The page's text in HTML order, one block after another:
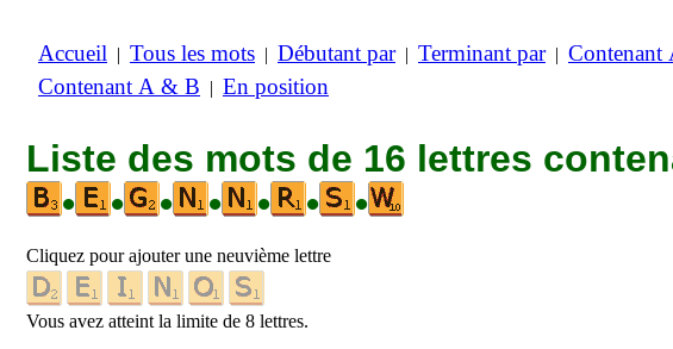
Accueil | Tous les mots | Débutant par| Terminant par| Contenant
Contenant A & B | En position
Liste des mots de 16 lettres
•
• • • • • •
Cliquez pour ajouter une neuvième lettre
Vous avez atteint la limite de 8 lettres.